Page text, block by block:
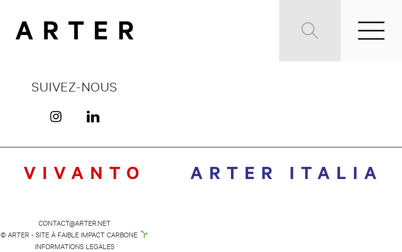
SUIVEZ-NOUS
CONTACT@ARTER.NET
© ARTER - SITE À FAIBLE IMPACT CARBONE
INFORMATIONS LEGALES